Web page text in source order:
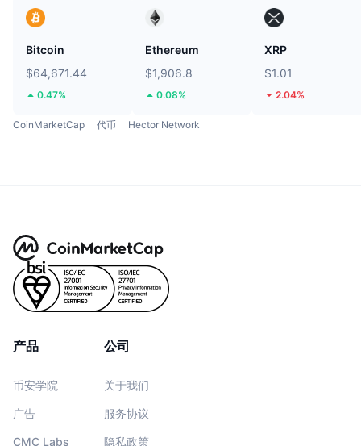
Bitcoin
$64,671.44
0.47%
Ethereum
$1,906.8
0.08%
XRP
$1.01
2.04%
CoinMarketCap 代币 Hector Network
产品
币安学院
广告
CMC Labs
公司
关于我们
服务协议
隐私政策